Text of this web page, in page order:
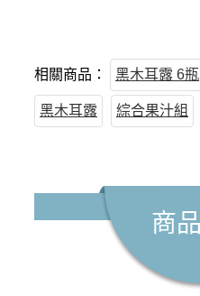
相關商品： 黑木耳露 6瓶
黑木耳露 綜合果汁組
商